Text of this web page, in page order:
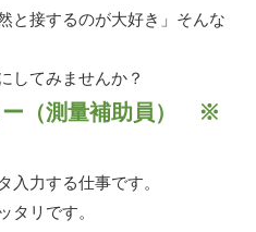
と接するのが大好き」そんな
してみませんか？
ー（測量補助員） ※
入力する仕事です。
タリです。